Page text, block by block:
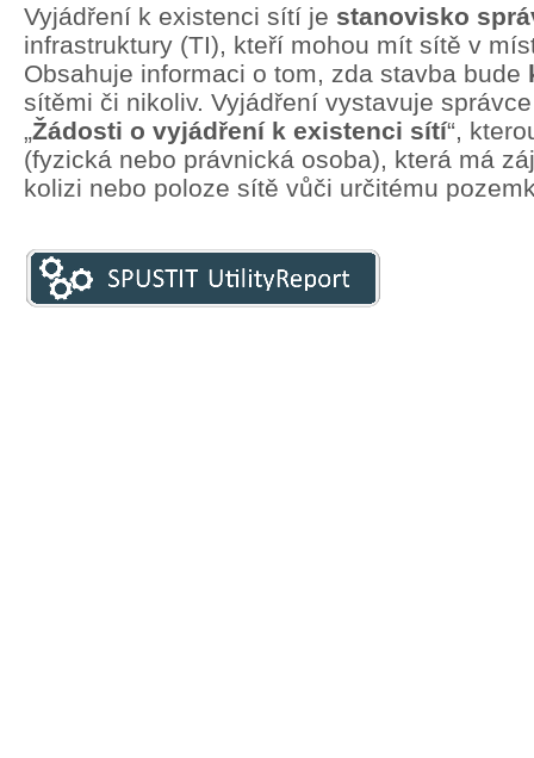
Vyjádření k existenci sítí je stanovisko
infrastruktury (TI), kteří mohou mít sítě v
Obsahuje informaci o tom, zda stavba bude
sítěmi či nikoliv. Vyjádření vystavuje
„Žádosti o vyjádření k existenci sítí“,
(fyzická nebo právnická osoba), která má
kolizi nebo poloze sítě vůči určitému